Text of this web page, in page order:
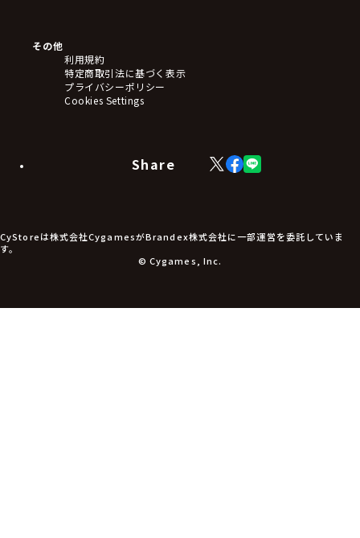
その他
利用規約
特定商取引法に基づく表示
プライバシーポリシー
Cookies Settings
Share
X
(Twitter)
Facebook
LINE
CyStoreは株式会社CygamesがBrandex株式会社に一部運営を委託していま
す。
© Cygames, Inc.